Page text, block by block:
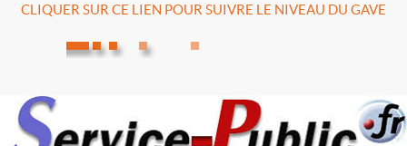
CLIQUER SUR CE LIEN POUR SUIVRE LE NIVEAU DU GAVE